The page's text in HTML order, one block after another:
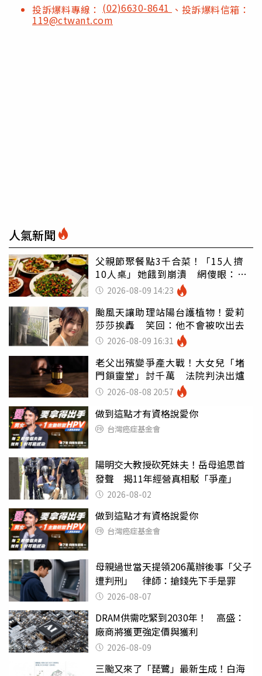
投訴爆料專線： (02)6630-8641 、投訴爆料信箱：
119@ctwant.com
人氣新聞
父親節聚餐點3千合菜！「15人擠
10人桌」她餓到崩潰 網傻眼：讓
店家看笑話
2026-08-09 14:23
颱風天讓助理站陽台護植物！愛莉
莎莎挨轟 笑回：他不會被吹出去
2026-08-09 16:31
老父出殯變爭產大戰！大女兒「堵
門鎖靈堂」討千萬 法院判決出爐
2026-08-08 20:57
做到這點才有資格說愛你
台灣癌症基金會
陽明交大教授砍死妹夫！岳母追思首
發聲 揭11年經營真相駁「爭產」
2026-08-02
做到這點才有資格說愛你
台灣癌症基金會
母親過世當天提領206萬辦後事「父子
遭判刑」 律師：搶錢先下手是罪
2026-08-07
DRAM供需吃緊到2030年！ 高盛：
廠商將獲更強定價與獲利
2026-08-09
三颱又來了「琵鷺」最新生成！白海